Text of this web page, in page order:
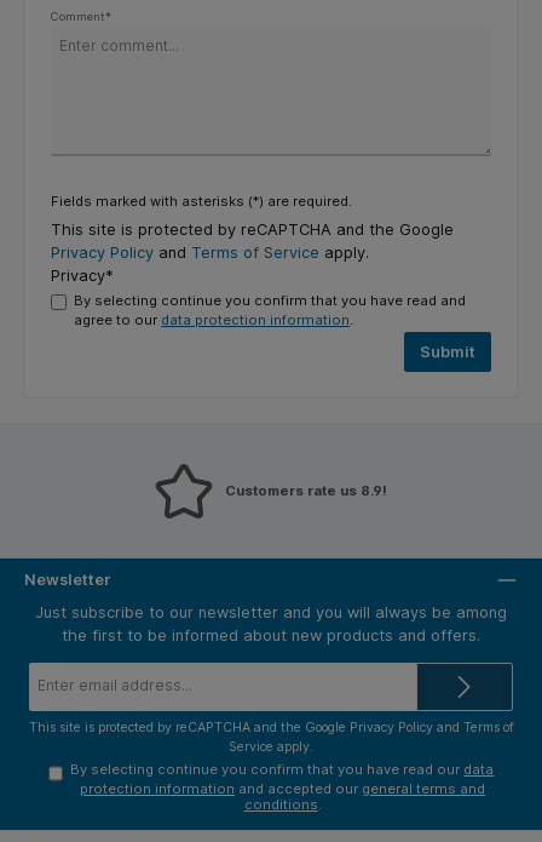
Comment*
Fields marked with asterisks (*) are required.
This site is protected by reCAPTCHA and the Google
Privacy Policy and Terms of Service apply.
Privacy*
By selecting continue you confirm that you have read and
agree to our data protection information.
Submit
Customers rate us 8.9!
Newsletter
Just subscribe to our newsletter and you will always be among
the first to be informed about new products and offers.
This site is protected by reCAPTCHA and the Google Privacy Policyand Terms of
Service apply.
By selecting continue you confirm that you have read our data
protection information and accepted our general terms and
conditions